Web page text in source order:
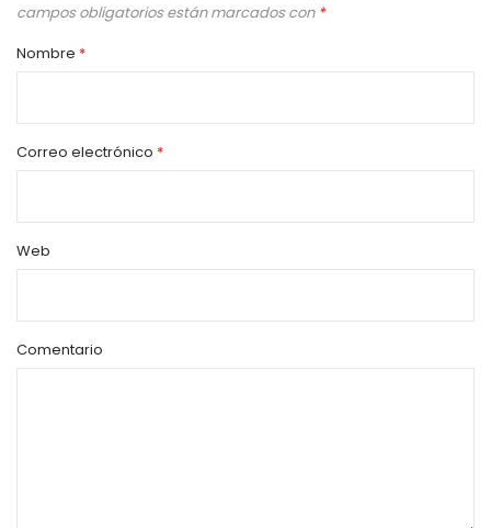
campos obligatorios están marcados con *
Nombre *
Correo electrónico *
Web
Comentario